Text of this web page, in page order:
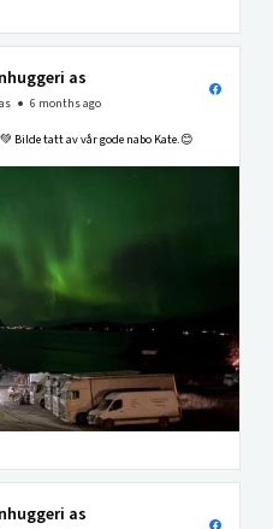
as
6 months ago
Bilde tatt av vår gode nabo Kate.😊
as